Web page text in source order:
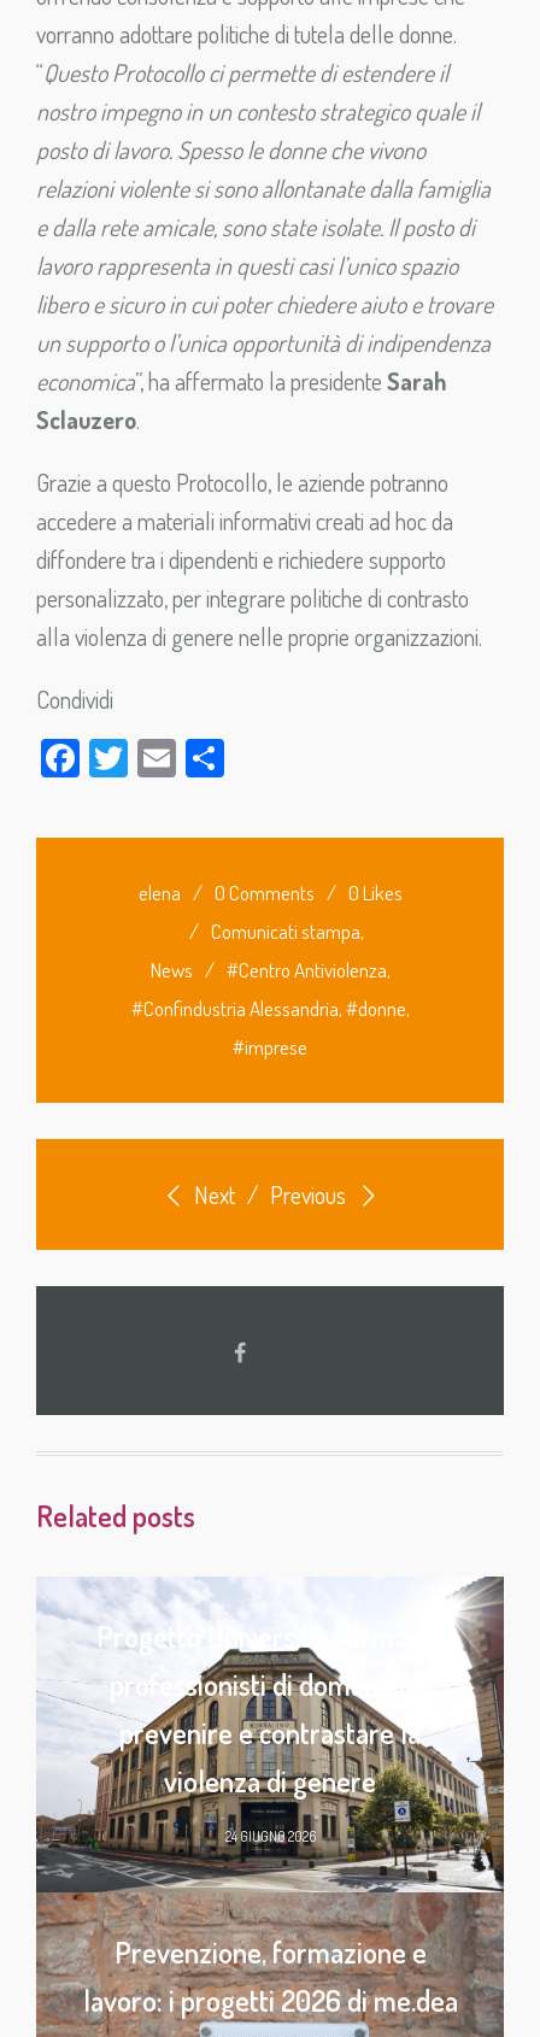
vorranno adottare politiche di tutela delle donne.
“Questo Protocollo ci permette di estendere il
nostro impegno in un contesto strategico quale il
posto di lavoro. Spesso le donne che vivono
relazioni violente si sono allontanate dalla famiglia
e dalla rete amicale, sono state isolate. Il posto di
lavoro rappresenta in questi casi l’unico spazio
libero e sicuro in cui poter chiedere aiuto e trovare
un supporto o l’unica opportunità di indipendenza
economica”, ha affermato la presidenteSarah
Sclauzero.
Grazie a questo Protocollo, le aziende potranno
accedere a materiali informativi creati ad hoc da
diffondere tra i dipendenti e richiedere supporto
personalizzato, per integrare politiche di contrasto
alla violenza di genere nelle proprie organizzazioni.
Condividi
Facebook
Twitter
Email
elena / 0 Comments / 0 Likes
/ Comunicati stampa,
News / #Centro Antiviolenza,
#Confindustria Alessandria,#donne,
#imprese
Next / Previous
Related posts
Progetto Università: formare i
professionisti di domani per
prevenire e contrastare la
violenza di genere
24 GIUGNO 2026
Prevenzione, formazione e
lavoro: i progetti 2026 di me.dea